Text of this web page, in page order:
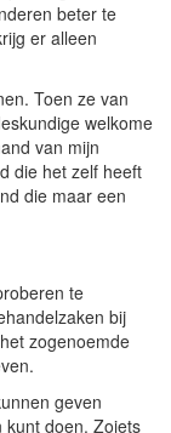
beter te
er alleen
Toen ze van
welkome
van mijn
die het zelf heeft
die maar een
te
bij
zogenoemde
geven
kunt doen. Zoiets